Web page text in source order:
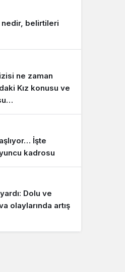
belirtileri
ne zaman
Kız konusu ve
İşte
kadrosu
Dolu ve
olaylarında artış